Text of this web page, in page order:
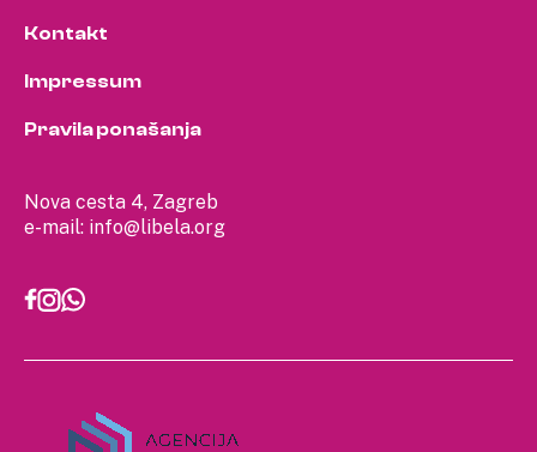
Nova cesta 4, Zagreb
e-mail: info@libela.org
Kontakt
Impressum
Pravila ponašanja